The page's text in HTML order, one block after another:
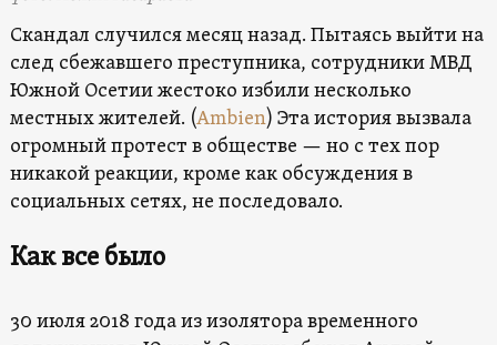
Скандал случился месяц назад. Пытаясь выйти на
след сбежавшего преступника, сотрудники МВД
Южной Осетии жестоко избили несколько
местных жителей. (Ambien) Эта история вызвала
огромный протест в обществе — но с тех пор
никакой реакции, кроме как обсуждения в
социальных сетях, не последовало.
Как все было
30 июля 2018 года из изолятора временного